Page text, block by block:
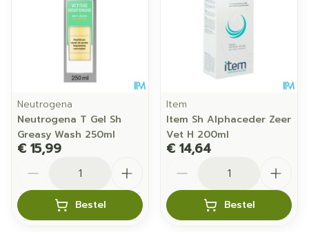
Neutrogena
Neutrogena T Gel Sh
Greasy Wash 250ml
€ 15,99
Bestel
Item
Item Sh Alphaceder Zeer
Vet H 200ml
€ 14,64
Bestel